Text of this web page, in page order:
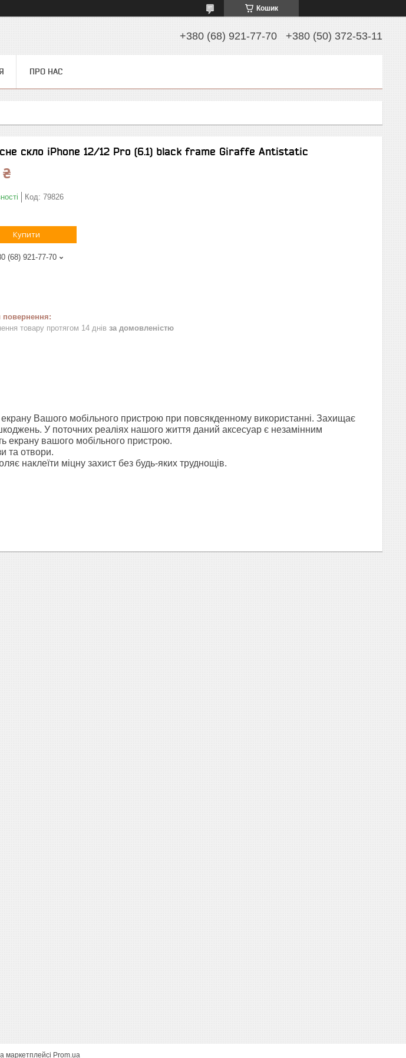
Кошик
+380 (68) 921-77-70 +380 (50) 372-53-11
ПРО НАС
скло iPhone 12/12 Pro (6.1) black frame Giraffe Antistatic
Код: 79826
Купити
(68) 921-77-70
товару протягом 14 днів за домовленістю
екрану Вашого мобільного пристрою при повсякденному використанні. Захищає
У поточних реаліях нашого життя даний аксесуар є незамінним
екрану вашого мобільного пристрою.
та отвори.
наклеїти міцну захист без будь-яких труднощів.
маркетплейсі Prom.ua